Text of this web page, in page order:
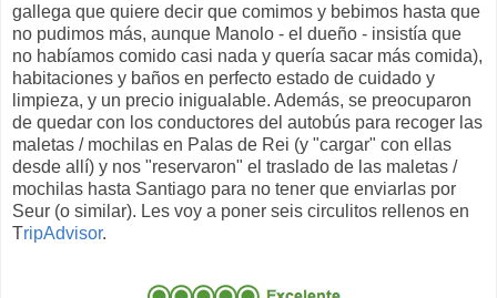
gallega que quiere decir que comimos y bebimos hasta que
no pudimos más, aunque Manolo - el dueño - insistía que
no habíamos comido casi nada y quería sacar más comida),
habitaciones y baños en perfecto estado de cuidado y
limpieza, y un precio inigualable. Además, se preocuparon
de quedar con los conductores del autobús para recoger las
maletas / mochilas en Palas de Rei (y "cargar" con ellas
desde allí) y nos "reservaron" el traslado de las maletas /
mochilas hasta Santiago para no tener que enviarlas por
Seur (o similar). Les voy a poner seis circulitos rellenos en
TripAdvisor.